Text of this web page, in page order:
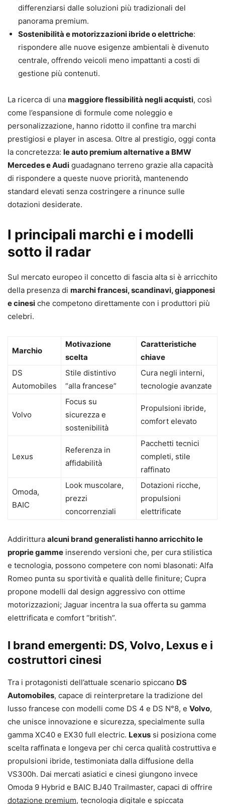
differenziarsi dalle soluzioni più tradizionali del
panorama premium.
Sostenibilità e motorizzazioni ibride o elettriche:
rispondere alle nuove esigenze ambientali è divenuto
centrale, offrendo veicoli meno impattanti a costi di
gestione più contenuti.
La ricerca di una maggiore flessibilità negli acquisti, così
come l’espansione di formule come noleggio e
personalizzazione, hanno ridotto il confine tra marchi
prestigiosi e player in ascesa. Oltre al prestigio, oggi conta
la concretezza: le auto premium alternative a BMW
Mercedes e Audi guadagnano terreno grazie alla capacità
di rispondere a queste nuove priorità, mantenendo
standard elevati senza costringere a rinunce sulle
dotazioni desiderate.
I principali marchi e i modelli
sotto il radar
Sul mercato europeo il concetto di fascia alta si è arricchito
della presenza di marchi francesi, scandinavi, giapponesi
e cinesi che competono direttamente con i produttori più
celebri.
Marchio
Motivazione
scelta
Caratteristiche
chiave
DS
Automobiles
Stile distintivo
“alla francese”
Cura negli interni,
tecnologie avanzate
Volvo
Focus su
sicurezza e
sostenibilità
Propulsioni ibride,
comfort elevato
Lexus
Referenza in
affidabilità
Pacchetti tecnici
completi, stile
raffinato
Omoda,
BAIC
Look muscolare,
prezzi
concorrenziali
Dotazioni ricche,
propulsioni
elettrificate
Addirittura alcuni brand generalisti hanno arricchito le
proprie gamme inserendo versioni che, per cura stilistica
e tecnologia, possono competere con nomi blasonati: Alfa
Romeo punta su sportività e qualità delle finiture; Cupra
propone modelli dal design aggressivo con ottime
motorizzazioni; Jaguar incentra la sua offerta su gamma
elettrificata e comfort “british”.
I brand emergenti: DS, Volvo, Lexus e i
costruttori cinesi
Tra i protagonisti dell’attuale scenario spiccano DS
Automobiles, capace di reinterpretare la tradizione del
lusso francese con modelli come DS 4 e DS N°8, e Volvo,
che unisce innovazione e sicurezza, specialmente sulla
gamma XC40 e EX30 full electric. Lexus si posiziona come
scelta raffinata e longeva per chi cerca qualità costruttiva e
propulsioni ibride, testimoniata dalla diffusione della
VS300h. Dai mercati asiatici e cinesi giungono invece
Omoda 9 Hybrid e BAIC BJ40 Trailmaster, capaci di offrire
dotazione premium, tecnologia digitale e spiccata